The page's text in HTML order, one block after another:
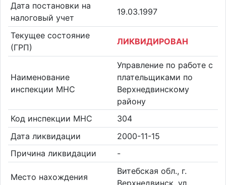
Дата постановки на
налоговый учет
19.03.1997
Текущее состояние
(ГРП)
ЛИКВИДИРОВАН
Наименование
инспекции МНС
Управление по работе с
плательщиками по
Верхнедвинскому
району
Код инспекции МНС
304
Дата ликвидации
2000-11-15
Причина ликвидации
-
Место нахождения
Витебская обл., г.
Верхнедвинск, ул.